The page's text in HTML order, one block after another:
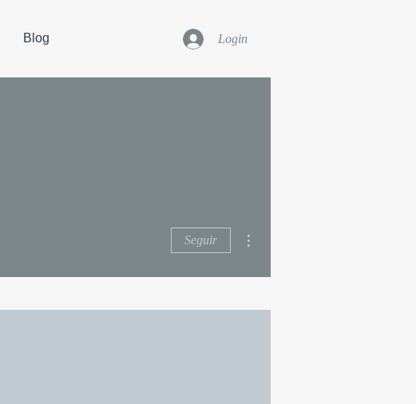
Blog Login
Seguir